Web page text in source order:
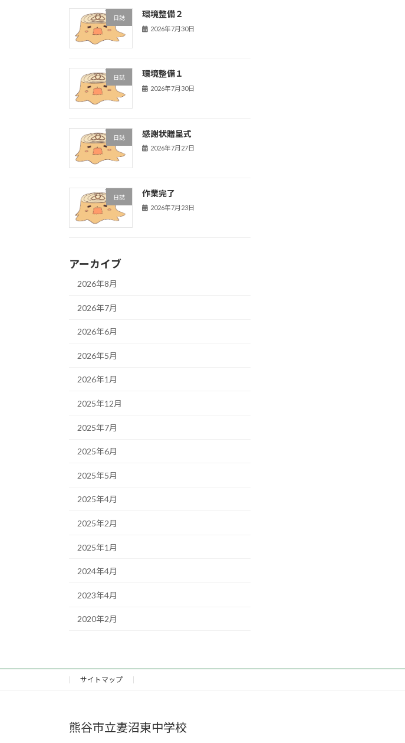
日誌 環境整備２
2026年7月30日
日誌 環境整備１
2026年7月30日
日誌 感謝状贈呈式
2026年7月27日
日誌 作業完了
2026年7月23日
アーカイブ
2026年8月
2026年7月
2026年6月
2026年5月
2026年1月
2025年12月
2025年7月
2025年6月
2025年5月
2025年4月
2025年2月
2025年1月
2024年4月
2023年4月
2020年2月
サイトマップ
熊谷市立妻沼東中学校